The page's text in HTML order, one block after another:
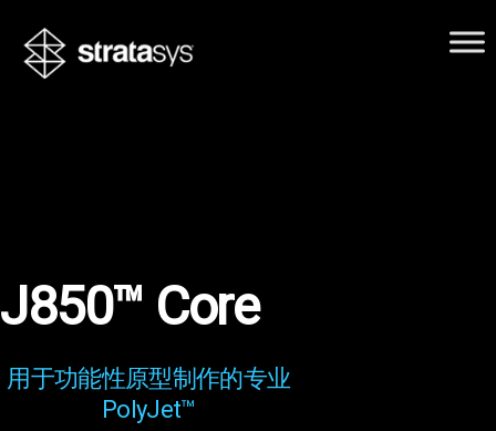
J850™ Core
用于功能性原型制作的专业
PolyJet™